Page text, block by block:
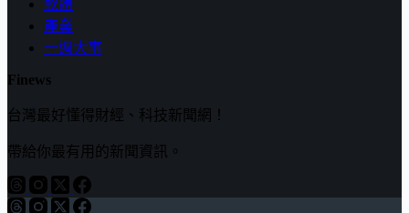
軟體
產業
一週大事
Finews
台灣最好懂得財經、科技新聞網！
帶給你最有用的新聞資訊。